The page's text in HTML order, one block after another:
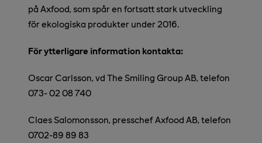
på Axfood, som spår en fortsatt stark utveckling
för ekologiska produkter under 2016.
För ytterligare information kontakta:
Oscar Carlsson, vd The Smiling Group AB, telefon
073- 02 08 740
Claes Salomonsson, presschef Axfood AB, telefon
0702-89 89 83